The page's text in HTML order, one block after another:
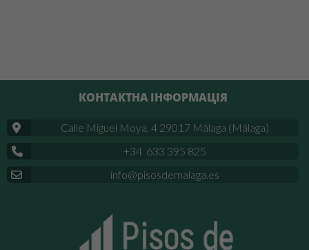
КОНТАКТНА ІНФОРМАЦІЯ
Calle Miguel Moya, 4 29017 Málaga (Málaga)
+34 633 395 825
info@pisosdemalaga.es